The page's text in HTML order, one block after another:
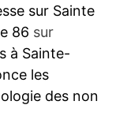
sur Sainte
86 sur
à Sainte-
les
des non